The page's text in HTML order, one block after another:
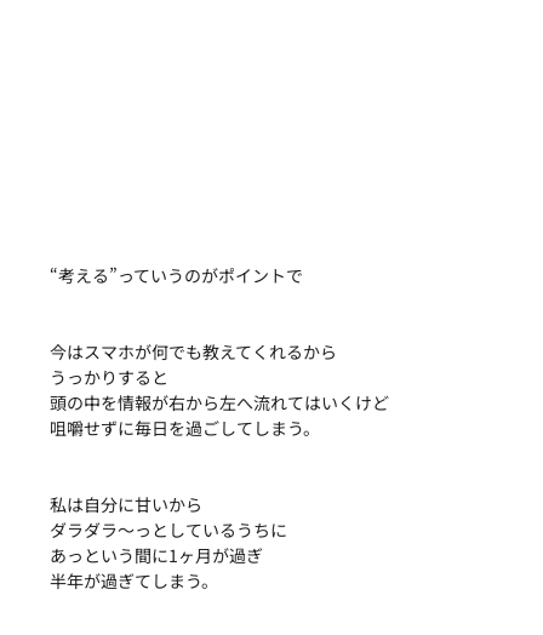
“考える”っていうのがポイントで
今はスマホが何でも教えてくれるから
うっかりすると
頭の中を情報が右から左へ流れてはいくけど
咀嚼せずに毎日を過ごしてしまう。
私は自分に甘いから
ダラダラ〜っとしているうちに
あっという間に1ヶ月が過ぎ
半年が過ぎてしまう。